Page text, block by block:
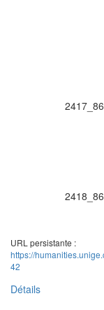
URL persistante :
https://
42
Détails